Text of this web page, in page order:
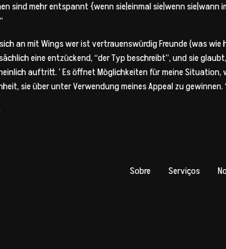
sind mehr entspannt {wenn sie|einmal sie|wenn
an mit Wings wer ist vertrauenswürdig Freunde (was
eine entzückend, “der Typ beschreibt”, und sie
auftritt. ‘ Es öffnet Möglichkeiten für meine
sie über unter Verwendung meines Appeal zu gewinnen.
Sobre Serviços